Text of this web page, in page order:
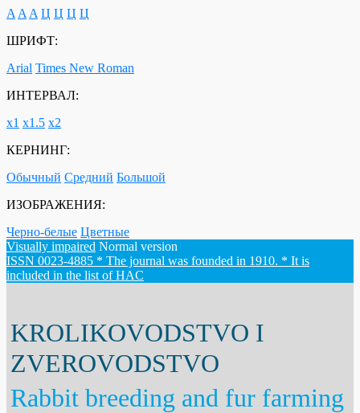
A A A Ц Ц Ц Ц
ШРИФТ:
Arial Times New Roman
ИНТЕРВАЛ:
х1 х1.5 х2
КЕРНИНГ:
Обычный Средний Большой
ИЗОБРАЖЕНИЯ:
Черно-белые Цветные
Visually impaired Normal version
ISSN 0023-4885 * The journal was founded in 1910. * It is
included in the list of HAC
KROLIKOVODSTVO I
ZVEROVODSTVO
Rabbit breeding and fur farming